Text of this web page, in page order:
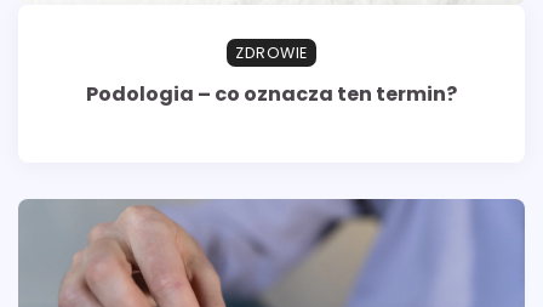
ZDROWIE
Podologia – co oznacza ten termin?